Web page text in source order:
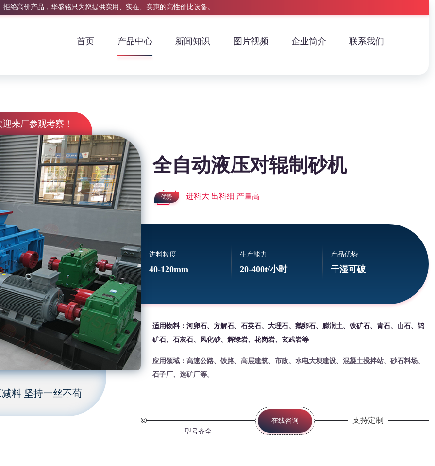
拒绝高价产品，华盛铭只为您提供实用、实在、实惠的高性价比设备。
首页 产品中心 新闻知识 图片视频 企业简介 联系我们
来厂参观考察！
料 坚持一丝不苟
全自动液压对辊制砂机
优势 进料大 出料细 产量高
进料粒度
40-120mm
生产能力
20-400t/小时
产品优势
干湿可破
适用物料：河卵石、方解石、石英石、大理石、鹅卵石、膨润土、铁矿石、青石、山石、钨
矿石、石灰石、风化砂、辉绿岩、花岗岩、玄武岩等
应用领域：高速公路、铁路、高层建筑、市政、水电大坝建设、混凝土搅拌站、砂石料场、
石子厂、选矿厂等。
型号齐全
在线咨询 支持定制